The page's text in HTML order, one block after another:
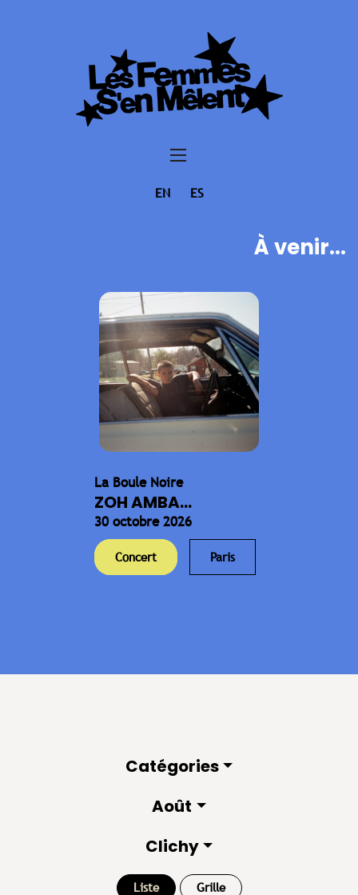
EN ES
À venir...
La Boule Noire
ZOH AMBA...
30 octobre 2026
Concert Paris
Catégories
Août
Clichy
Liste Grille